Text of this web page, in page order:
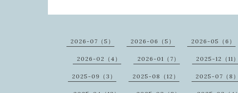
2026-07（5） 2026-06（5） 2026-05（6）
2026-02（4） 2026-01（7） 2025-12（11）
2025-09（3） 2025-08（12） 2025-07（8）